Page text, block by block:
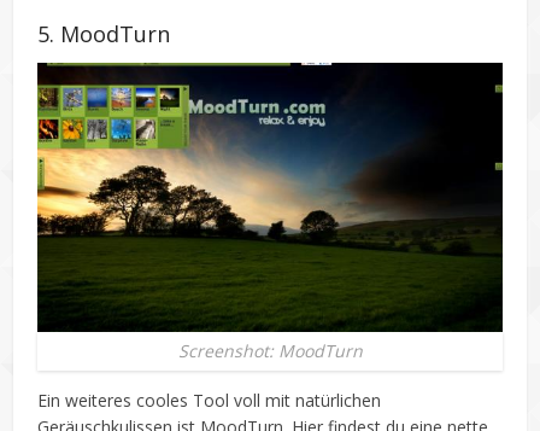
5. MoodTurn
Screenshot: MoodTurn
Ein weiteres cooles Tool voll mit natürlichen